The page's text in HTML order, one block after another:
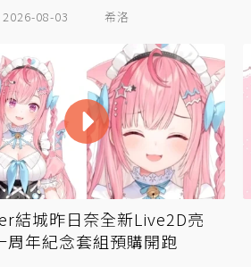
2026-08-03 希洛
結城昨日奈全新Live2D亮
周年紀念套組預購開跑